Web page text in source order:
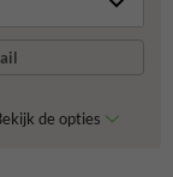
de opties